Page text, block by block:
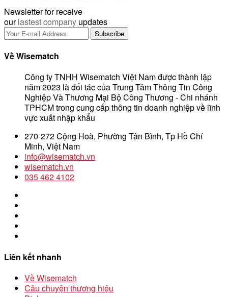
Newsletter for receive
ourlastest company updates
Về Wisematch
Công ty TNHH Wisematch Việt Nam được thành lập
năm 2023 là đối tác của Trung Tâm Thông Tin Công
Nghiệp Và Thương Mại Bộ Công Thương - Chi nhánh
TPHCM trong cung cấp thông tin doanh nghiệp về lĩnh
vực xuất nhập khẩu
270-272 Cộng Hoà, Phường Tân Bình, Tp Hồ Chí
Minh, Việt Nam
info@wisematch.vn
wisematch.vn
035 462 4102
Liên kết nhanh
Về Wisematch
Câu chuyện thương hiệu